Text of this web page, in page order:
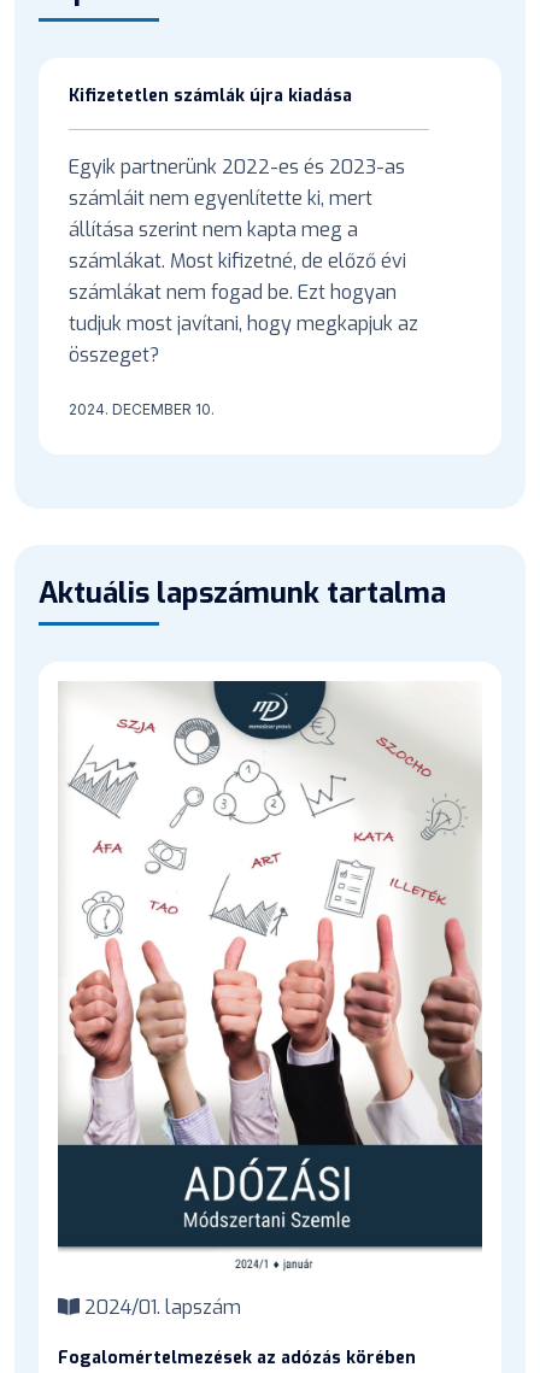
Kifizetetlen számlák újra kiadása
Egyik partnerünk 2022-es és 2023-as
számláit nem egyenlítette ki, mert
állítása szerint nem kapta meg a
számlákat. Most kifizetné, de előző évi
számlákat nem fogad be. Ezt hogyan
tudjuk most javítani, hogy megkapjuk az
összeget?
2024. DECEMBER 10.
Aktuális lapszámunk tartalma
2024/01. lapszám
Fogalomértelmezések az adózás körében